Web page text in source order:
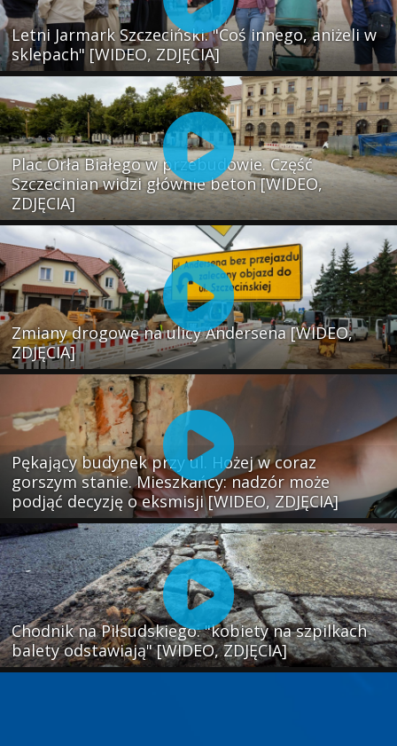
Letni Jarmark Szczeciński. "Coś innego, aniżeli w
sklepach" [WIDEO, ZDJĘCIA]
Plac Orła Białego w przebudowie. Część
Szczecinian widzi głównie beton [WIDEO,
ZDJĘCIA]
Zmiany drogowe na ulicy Andersena [WIDEO,
ZDJĘCIA]
Pękający budynek przy ul. Hożej w coraz
gorszym stanie. Mieszkańcy: nadzór może
podjąć decyzję o eksmisji [WIDEO, ZDJĘCIA]
Chodnik na Piłsudskiego: "kobiety na szpilkach
balety odstawiają" [WIDEO, ZDJĘCIA]